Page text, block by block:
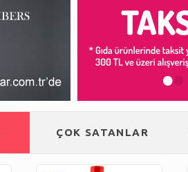
••
ÇOK SATANLAR